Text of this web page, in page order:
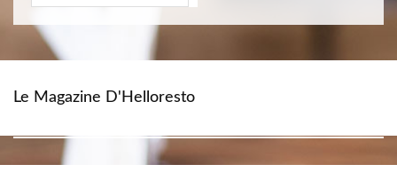
Le Magazine D'Helloresto